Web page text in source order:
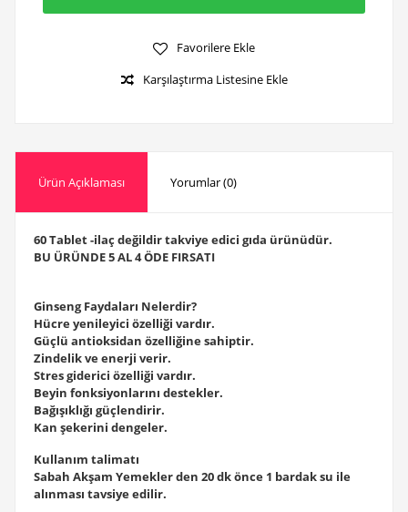
Favorilere Ekle
Karşılaştırma Listesine Ekle
Ürün Açıklaması Yorumlar (0)
60 Tablet -ilaç değildir takviye edici gıda ürünüdür.
BU ÜRÜNDE 5 AL 4 ÖDE FIRSATI
Ginseng Faydaları Nelerdir?
Hücre yenileyici özelliği vardır.
Güçlü antioksidan özelliğine sahiptir.
Zindelik ve enerji verir.
Stres giderici özelliği vardır.
Beyin fonksiyonlarını destekler.
Bağışıklığı güçlendirir.
Kan şekerini dengeler.
Kullanım talimatı
Sabah Akşam Yemekler den 20 dk önce 1 bardak su ile
alınması tavsiye edilir.